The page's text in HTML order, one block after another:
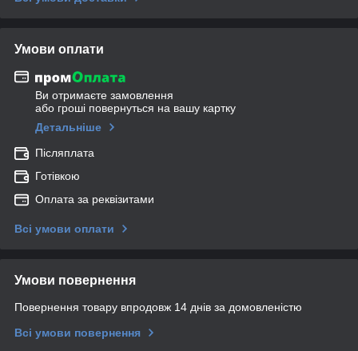
Умови оплати
Ви отримаєте замовлення
або гроші повернуться на вашу картку
Детальніше
Післяплата
Готівкою
Оплата за реквізитами
Всі умови оплати
Умови повернення
Повернення товару впродовж 14 днів за домовленістю
Всі умови повернення